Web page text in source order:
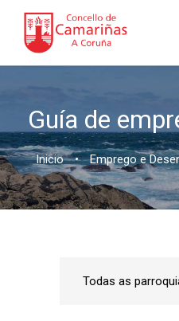
Guía de
Inicio • Emprego e